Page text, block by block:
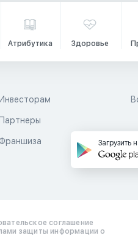
Атрибутика Здоровье
Франшиза Загрузить
соглашение
защиты информации о